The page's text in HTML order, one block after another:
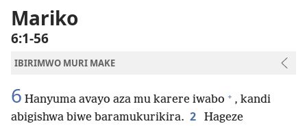
Bibiliya
Mariko
6:1-56
IBIRIMWO MURI MAKE
6 Hanyuma avayo aza mu karere iwabo + , kandi
abigishwa biwe baramukurikira. 2
Hageze